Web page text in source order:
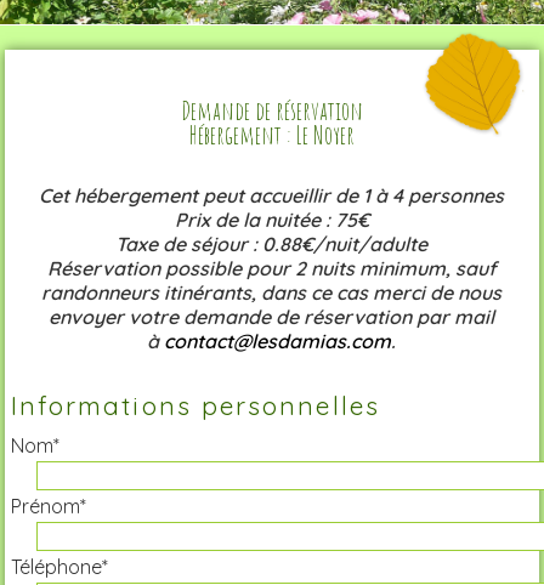
Demande de réservation
Hébergement : Le Noyer
Cet hébergement peut accueillir de 1 à 4 personnes
Prix de la nuitée : 75€
Taxe de séjour : 0.88€/nuit/adulte
Réservation possible pour 2 nuits minimum, sauf
randonneurs itinérants, dans ce cas merci de nous
envoyer votre demande de réservation par mail
à contact@lesdamias.com.
Informations personnelles
Nom*
Prénom*
Téléphone*